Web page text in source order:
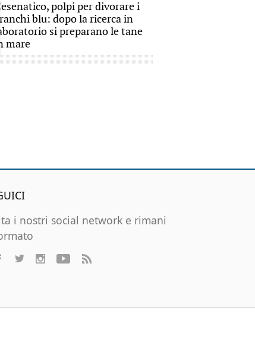
polpi per divorare i
blu: dopo la ricerca in
si preparano le tane
mare
i nostri social network e rimani